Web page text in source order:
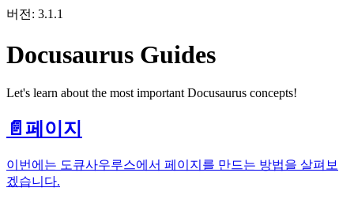
버전: 3.1.1
Docusaurus Guides
Let's learn about the most important Docusaurus concepts!
📄️ 페이지
이번에는 도큐사우루스에서 페이지를 만드는 방법을 살펴보
겠습니다.